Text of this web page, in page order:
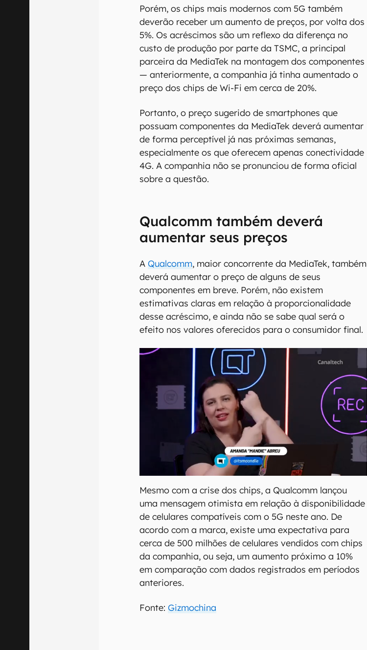
Porém, os chips mais modernos com 5G também
deverão receber um aumento de preços, por volta dos
5%. Os acréscimos são um reflexo da diferença no
custo de produção por parte da TSMC, a principal
parceira da MediaTek na montagem dos componentes
— anteriormente, a companhia já tinha aumentado o
preço dos chips de Wi-Fi em cerca de 20%.
Portanto, o preço sugerido de smartphones que
possuam componentes da MediaTek deverá aumentar
de forma perceptível já nas próximas semanas,
especialmente os que oferecem apenas conectividade
4G. A companhia não se pronunciou de forma oficial
sobre a questão.
Qualcomm também deverá
aumentar seus preços
AQualcomm, maior concorrente da MediaTek, também
deverá aumentar o preço de alguns de seus
componentes em breve. Porém, não existem
estimativas claras em relação à proporcionalidade
desse acréscimo, e ainda não se sabe qual será o
efeito nos valores oferecidos para o consumidor final.
Mesmo com a crise dos chips, a Qualcomm lançou
uma mensagem otimista em relação à disponibilidade
de celulares compatíveis com o 5G neste ano. De
acordo com a marca, existe uma expectativa para
cerca de 500 milhões de celulares vendidos com chips
da companhia, ou seja, um aumento próximo a 10%
em comparação com dados registrados em períodos
anteriores.
Fonte:Gizmochina